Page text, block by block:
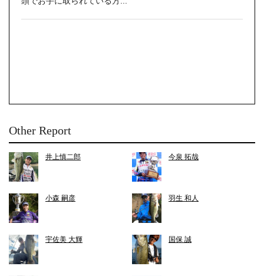
Other Report
井上慎二郎 今泉 拓哉
小森 嗣彦 羽生 和人
宇佐美 大輝 国保 誠